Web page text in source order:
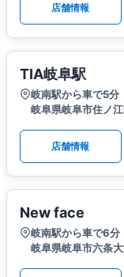
店舗情報
TIA岐阜駅
岐南駅から車で5分
岐阜県岐阜市住ノ
店舗情報
New face
岐南駅から車で6分
岐阜県岐阜市六条